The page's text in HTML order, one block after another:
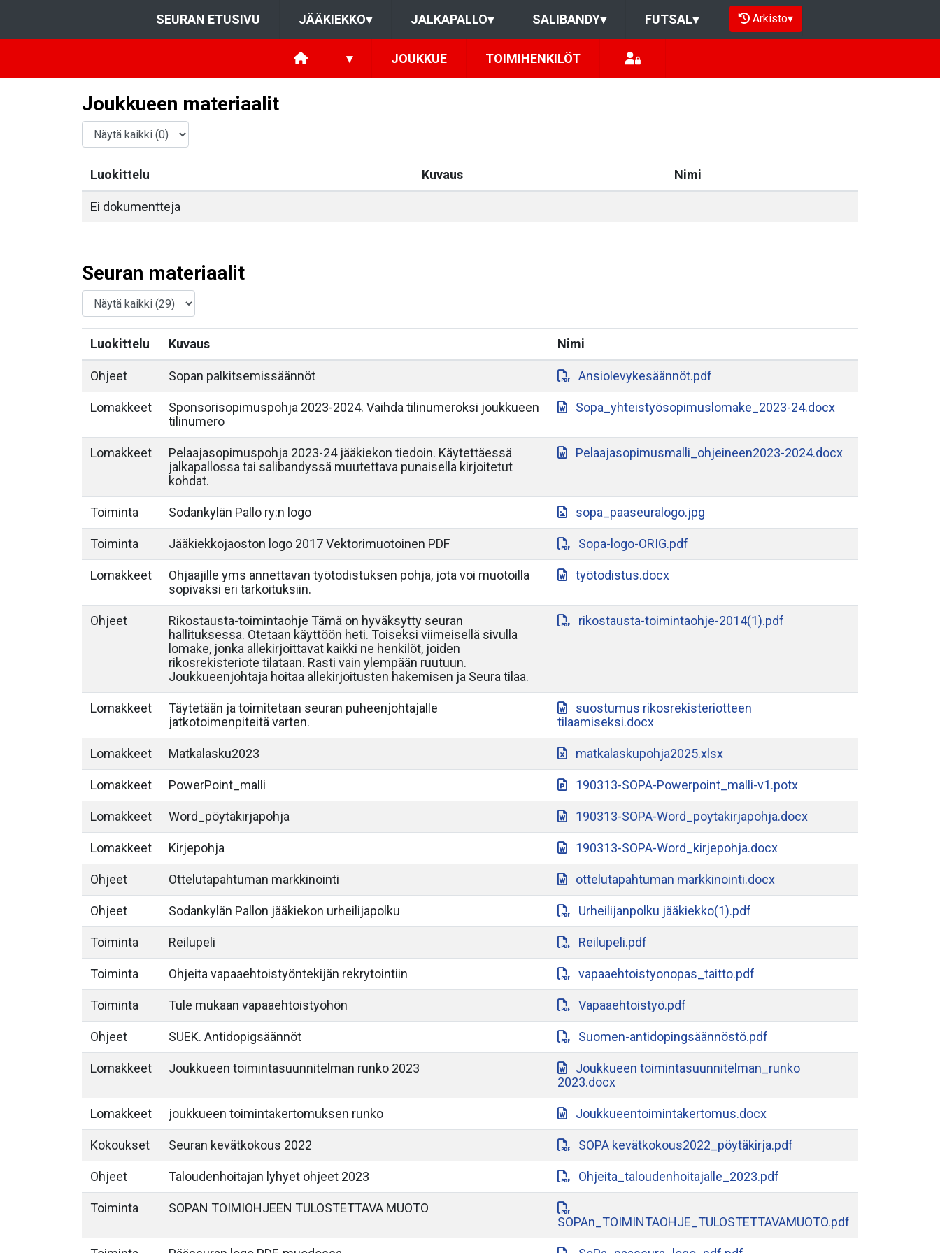
SEURAN ETUSIVU JÄÄKIEKKO▾ JALKAPALLO▾ SALIBANDY▾ FUTSAL▾ Arkisto▾
▾ JOUKKUE TOIMIHENKILÖT
Joukkueen materiaalit
Luokittelu Kuvaus Nimi
Ei dokumentteja
Seuran materiaalit
Luokittelu Kuvaus Nimi
Ohjeet Sopan palkitsemissäännöt Ansiolevykesäännöt.pdf
Lomakkeet
Sponsorisopimuspohja 2023-2024. Vaihda tilinumeroksi joukkueen
tilinumero
Sopa_yhteistyösopimuslomake_2023-24.docx
Lomakkeet
Pelaajasopimuspohja 2023-24 jääkiekon tiedoin. Käytettäessä
jalkapallossa tai salibandyssä muutettava punaisella kirjoitetut
kohdat.
Pelaajasopimusmalli_ohjeineen2023-2024.docx
Toiminta Sodankylän Pallo ry:n logo sopa_paaseuralogo.jpg
Toiminta Jääkiekkojaoston logo 2017 Vektorimuotoinen PDF Sopa-logo-ORIG.pdf
Lomakkeet
Ohjaajille yms annettavan työtodistuksen pohja, jota voi muotoilla
sopivaksi eri tarkoituksiin.
työtodistus.docx
Ohjeet
Rikostausta-toimintaohje Tämä on hyväksytty seuran
hallituksessa. Otetaan käyttöön heti. Toiseksi viimeisellä sivulla
lomake, jonka allekirjoittavat kaikki ne henkilöt, joiden
rikosrekisteriote tilataan. Rasti vain ylempään ruutuun.
Joukkueenjohtaja hoitaa allekirjoitusten hakemisen ja Seura tilaa.
rikostausta-toimintaohje-2014(1).pdf
Lomakkeet
Täytetään ja toimitetaan seuran puheenjohtajalle
jatkotoimenpiteitä varten.
suostumus rikosrekisteriotteen
tilaamiseksi.docx
Lomakkeet Matkalasku2023 matkalaskupohja2025.xlsx
Lomakkeet PowerPoint_malli 190313-SOPA-Powerpoint_malli-v1.potx
Lomakkeet Word_pöytäkirjapohja 190313-SOPA-Word_poytakirjapohja.docx
Lomakkeet Kirjepohja 190313-SOPA-Word_kirjepohja.docx
Ohjeet Ottelutapahtuman markkinointi ottelutapahtuman markkinointi.docx
Ohjeet Sodankylän Pallon jääkiekon urheilijapolku Urheilijanpolku jääkiekko(1).pdf
Toiminta Reilupeli Reilupeli.pdf
Toiminta Ohjeita vapaaehtoistyöntekijän rekrytointiin vapaaehtoistyonopas_taitto.pdf
Toiminta Tule mukaan vapaaehtoistyöhön Vapaaehtoistyö.pdf
Ohjeet SUEK. Antidopigsäännöt Suomen-antidopingsäännöstö.pdf
Lomakkeet Joukkueen toimintasuunnitelman runko 2023
Joukkueen toimintasuunnitelman_runko
2023.docx
Lomakkeet joukkueen toimintakertomuksen runko Joukkueentoimintakertomus.docx
Kokoukset Seuran kevätkokous 2022 SOPA kevätkokous2022_pöytäkirja.pdf
Ohjeet Taloudenhoitajan lyhyet ohjeet 2023 Ohjeita_taloudenhoitajalle_2023.pdf
Toiminta
SOPAN TOIMIOHJEEN TULOSTETTAVA MUOTO
SOPAn_TOIMINTAOHJE_TULOSTETTAVAMUOTO.pdf